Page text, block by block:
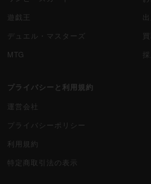
遊戯王
デュエル・マスターズ
MTG
プライバシーと利用規約
運営会社
プライバシーポリシー
利用規約
特定商取引法の表示